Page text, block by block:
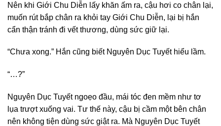
Nên khi Giới Chu Diễn lấy khăn ấm ra, cậu hơi co chân lại,
muốn rút bắp chân ra khỏi tay Giới Chu Diễn, lại bị hắn
cẩn thận tránh đi vết thương, dùng sức giữ lại.
“Chưa xong.” Hắn cũng biết Nguyên Dục Tuyết hiểu lầm.
“…?”
Nguyên Dục Tuyết ngoẹo đầu, mái tóc đen mềm như tơ
lụa trượt xuống vai. Tư thế này, cậu bị cầm một bên chân
nên không tiện dùng sức giật ra. Mà Nguyên Dục Tuyết